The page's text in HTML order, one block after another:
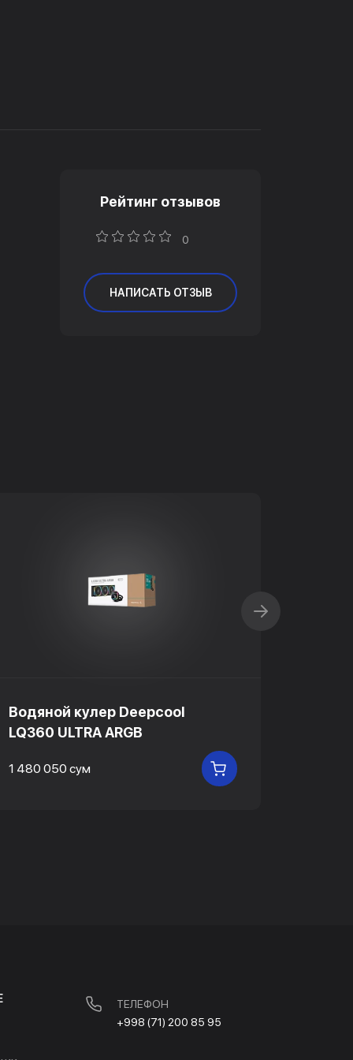
Рейтинг отзывов
0
НАПИСАТЬ ОТЗЫВ
Водяной кулер Deepcool
LQ360 ULTRA ARGB
1 480 050 сум В КОРЗИНУ
ТЕЛЕФОН
+998 (71) 200 85 95